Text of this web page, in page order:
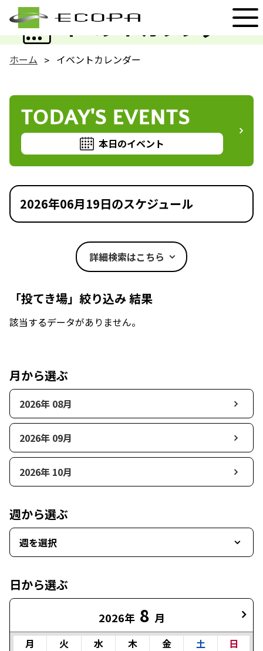
イベントカレンダー
EVENT
ホーム イベントカレンダー
TODAY'S EVENTS
本日のイベント
2026年06月19日のスケジュール
詳細検索はこちら
「投てき場」絞り込み 結果
該当するデータがありません。
月から選ぶ
2026年 08月
2026年 09月
2026年 10月
週から選ぶ
週を選択
日から選ぶ
2026年 8 月
月 火 水 木 金 土
日